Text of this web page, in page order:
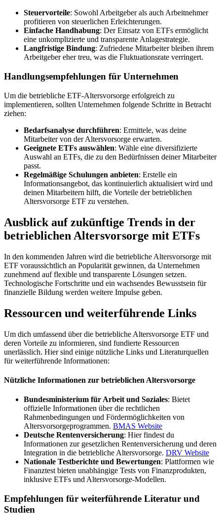
Steuervorteile: Sowohl Arbeitgeber als auch Arbeitnehmer
profitieren von steuerlichen Erleichterungen.
Einfache Handhabung: Der Einsatz von ETFs ermöglicht
eine unkomplizierte und transparente Anlagestrategie.
Langfristige Bindung: Zufriedene Mitarbeiter bleiben ihrem
Arbeitgeber eher treu, was die Fluktuationsrate verringert.
Handlungsempfehlungen für Unternehmen
Um die betriebliche ETF-Altersvorsorge erfolgreich zu
implementieren, sollten Unternehmen folgende Schritte in Betracht
ziehen:
Bedarfsanalyse durchführen: Ermittele, was deine
Mitarbeiter von der Altersvorsorge erwarten.
Geeignete ETFs auswählen: Wähle eine diversifizierte
Auswahl an ETFs, die zu den Bedürfnissen deiner Mitarbeiter
passt.
Regelmäßige Schulungen anbieten: Erstelle ein
Informationsangebot, das kontinuierlich aktualisiert wird und
deinen Mitarbeitern hilft, die Vorteile der betrieblichen
Altersvorsorge ETF zu verstehen.
Ausblick auf zukünftige Trends in der
betrieblichen Altersvorsorge mit ETFs
In den kommenden Jahren wird die betriebliche Altersvorsorge mit
ETF voraussichtlich an Popularität gewinnen, da Unternehmen
zunehmend auf flexible und transparente Lösungen setzen.
Technologische Fortschritte und ein wachsendes Bewusstsein für
finanzielle Bildung werden weitere Impulse geben.
Ressourcen und weiterführende Links
Um dich umfassend über die betriebliche Altersvorsorge ETF und
deren Vorteile zu informieren, sind fundierte Ressourcen
unerlässlich. Hier sind einige nützliche Links und Literaturquellen
für weiterführende Informationen:
Nützliche Informationen zur betrieblichen Altersvorsorge
Bundesministerium für Arbeit und Soziales: Bietet
offizielle Informationen über die rechtlichen
Rahmenbedingungen und Fördermöglichkeiten von
Altersvorsorgeprogrammen. BMAS Website
Deutsche Rentenversicherung: Hier findest du
Informationen zur gesetzlichen Rentenversicherung und deren
Integration in die betriebliche Altersvorsorge. DRV Website
Nationale Testberichte und Bewertungen: Plattformen wie
Finanztest bieten unabhängige Tests von Finanzprodukten,
inklusive ETFs und Altersvorsorge-Modellen.
Empfehlungen für weiterführende Literatur und
Studien